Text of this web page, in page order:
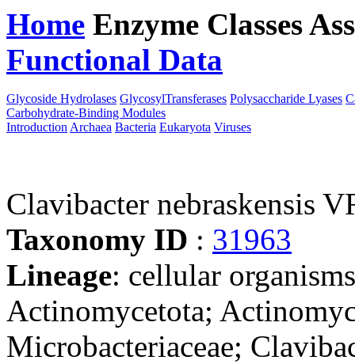
Home Enzyme Classes
Functional Data
Glycoside Hydrolases GlycosylTransferases Polysaccharide Lyases
Carbohydrate-Binding Modules
Introduction Archaea Bacteria Eukaryota Viruses
Clavibacter nebraskensis
Taxonomy ID : 31963
Lineage: cellular
Actinomycetota;
Microbacteriaceae;